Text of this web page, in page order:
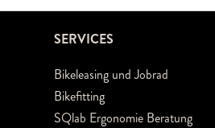
SERVICES
Bikeleasing und Jobrad
Bikefitting
SQlab Ergonomie Beratung